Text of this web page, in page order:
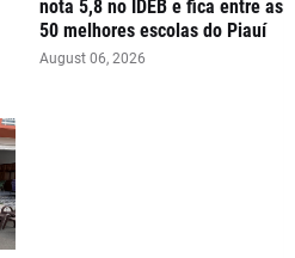
nota 5,8 no IDEB e fica entre as
50 melhores escolas do Piauí
August 06, 2026